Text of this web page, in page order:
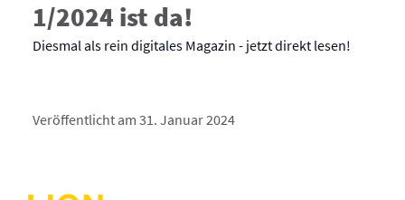
1/2024 ist da!
Diesmal als rein digitales Magazin - jetzt direkt lesen!
Veröffentlicht am 31. Januar 2024